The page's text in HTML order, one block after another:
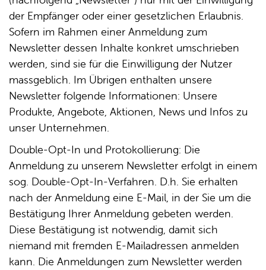
der Empfänger oder einer gesetzlichen Erlaubnis.
Sofern im Rahmen einer Anmeldung zum
Newsletter dessen Inhalte konkret umschrieben
werden, sind sie für die Einwilligung der Nutzer
massgeblich. Im Übrigen enthalten unsere
Newsletter folgende Informationen: Unsere
Produkte, Angebote, Aktionen, News und Infos zu
unser Unternehmen.
Double-Opt-In und Protokollierung: Die
Anmeldung zu unserem Newsletter erfolgt in einem
sog. Double-Opt-In-Verfahren. D.h. Sie erhalten
nach der Anmeldung eine E-Mail, in der Sie um die
Bestätigung Ihrer Anmeldung gebeten werden.
Diese Bestätigung ist notwendig, damit sich
niemand mit fremden E-Mailadressen anmelden
kann. Die Anmeldungen zum Newsletter werden